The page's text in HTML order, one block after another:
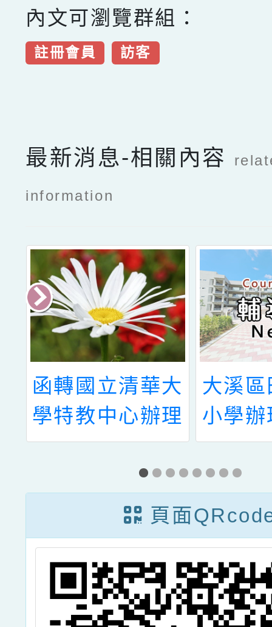
內文可瀏覽群組：
註冊會員 訪客
最新消息-相關內容
information
函轉國立清華大
學特教中心辦理
112年度輔導區
研習實施計畫2
份，詳如說明，
請查照。
大溪
小學
115年
及家
研習
緒照
該放
合作
頁面